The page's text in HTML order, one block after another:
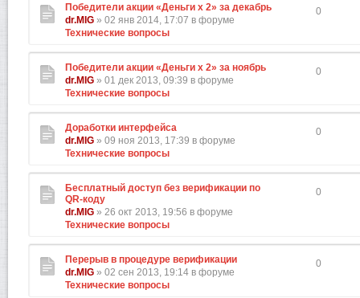
Победители акции «Деньги х 2» за декабрь
dr.MIG » 02 янв 2014, 17:07 в форуме
Технические вопросы
0
Победители акции «Деньги х 2» за ноябрь
dr.MIG » 01 дек 2013, 09:39 в форуме
Технические вопросы
0
Доработки интерфейса
dr.MIG » 09 ноя 2013, 17:39 в форуме
Технические вопросы
0
Бесплатный доступ без верификации по
QR-коду
dr.MIG » 26 окт 2013, 19:56 в форуме
Технические вопросы
0
Перерыв в процедуре верификации
dr.MIG » 02 сен 2013, 19:14 в форуме
Технические вопросы
0